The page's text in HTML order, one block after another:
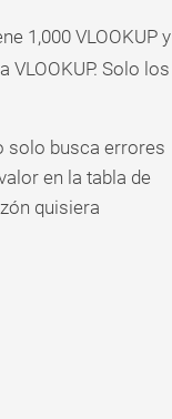
1,000 VLOOKUP y
Solo los
solo busca errores
en la tabla de
quisiera